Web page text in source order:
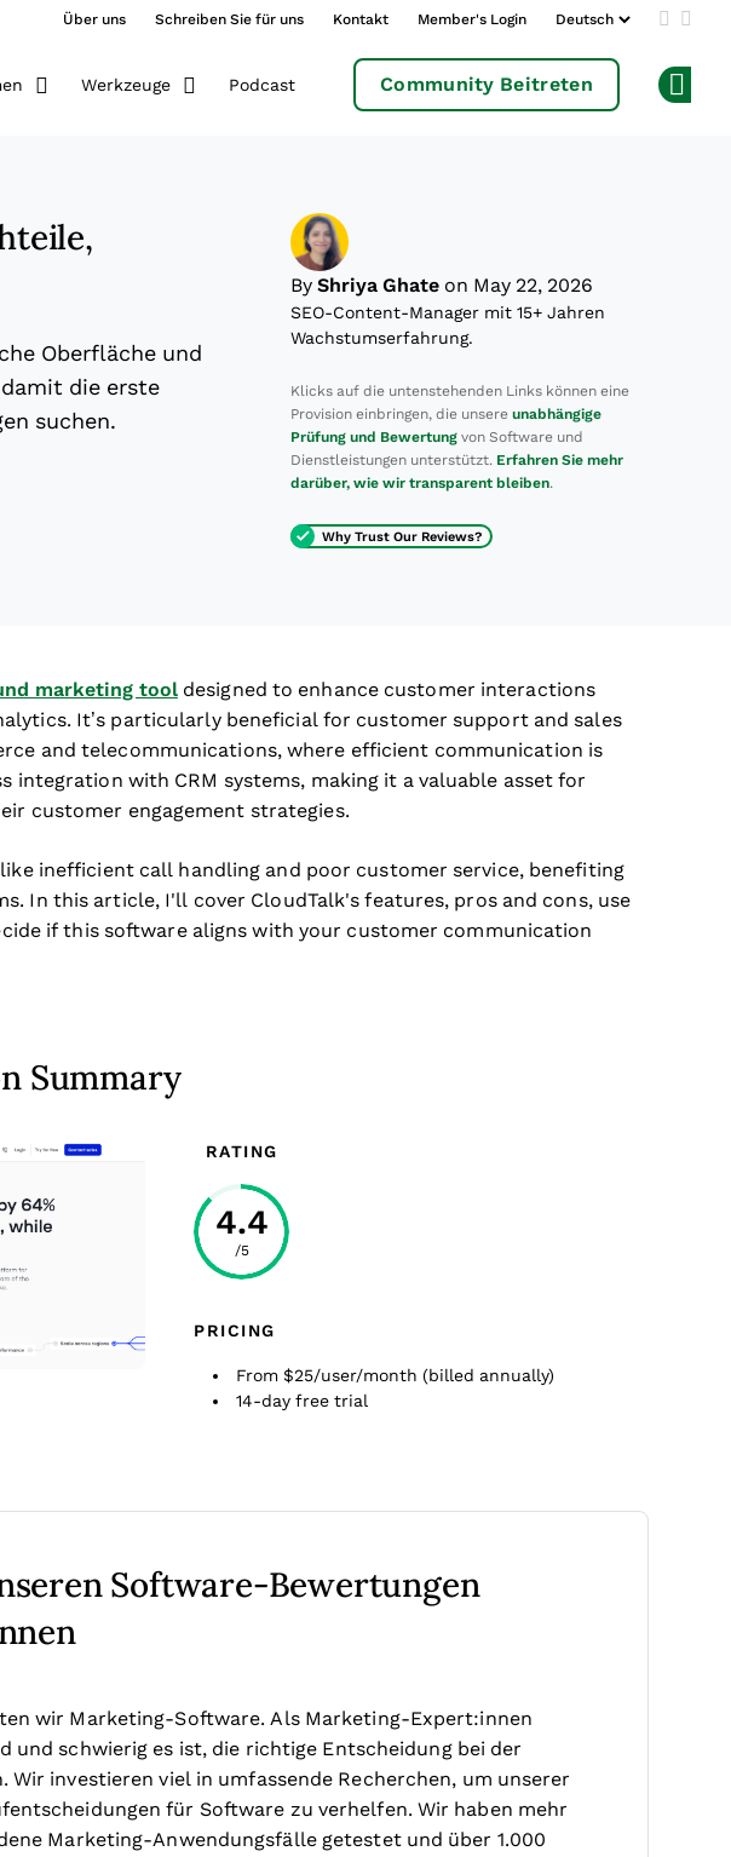
Über uns Schreiben Sie für uns Kontakt Member's Login Add us
Werkzeuge Podcast Community Beitreten
Oberfläche und
die erste
suchen.
By Shriya Ghate on May 22, 2026
SEO-Content-Manager mit 15+ Jahren
Wachstumserfahrung.
Klicks auf die untenstehenden Links können eine
Provision einbringen, die unsere unabhängige
Prüfung und Bewertung von Software und
Dienstleistungen unterstützt. Erfahren Sie mehr
darüber, wie wir transparent bleiben.
Why Trust Our Reviews?
marketing tooldesigned to enhance customer interactions
It’s particularly beneficial for customer support and sales
and telecommunications, where efficient communication is
integration with CRM systems, making it a valuable asset for
customer engagement strategies.
inefficient call handling and poor customer service, benefiting
In this article, I'll cover CloudTalk's features, pros and cons, use
if this software aligns with your customer communication
Summary
RATING
4.4
/5
PRICING
From $25/user/month (billed annually)
14-day free trial
Software-Bewertungen
wir Marketing-Software. Als Marketing-Expert:innen
und schwierig es ist, die richtige Entscheidung bei der
Wir investieren viel in umfassende Recherchen, um unserer
für Software zu verhelfen. Wir haben mehr
Marketing-Anwendungsfälle getestet und über 1.000